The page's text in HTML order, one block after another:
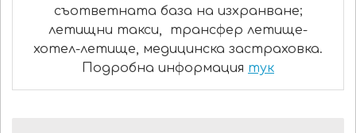
съответната база на изхранване;
летищни такси, трансфер летище-
хотел-летище, медицинска застраховка.
Подробна информация тук